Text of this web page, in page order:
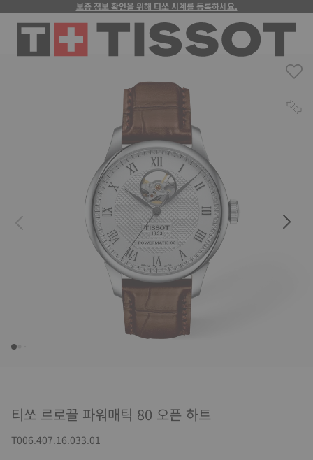
보증 정보 확인을 위해 티쏘 시계를 등록하세요.
티쏘 르로끌 파워매틱 80 오픈 하트
T006.407.16.033.01